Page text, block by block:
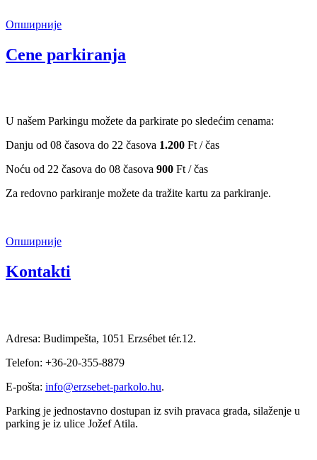
Опширније
Cene parkiranja
U našem Parkingu možete da parkirate po sledećim cenama:
Danju od 08 časova do 22 časova 1.200 Ft / čas
Noću od 22 časova do 08 časova 900 Ft / čas
Za redovno parkiranje možete da tražite kartu za parkiranje.
Опширније
Kontakti
Adresa: Budimpešta, 1051 Erzsébet tér.12.
Telefon: +36-20-355-8879
E-pošta: info@erzsebet-parkolo.hu.
Parking je jednostavno dostupan iz svih pravaca grada, silaženje u
parking je iz ulice Jožef Atila.